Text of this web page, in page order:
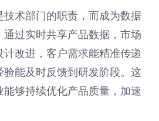
技术部门的职责，而成为数据
过实时共享产品数据，市场
计改进，客户需求能精准传递
验能及时反馈到研发阶段。这
够持续优化产品质量，加速